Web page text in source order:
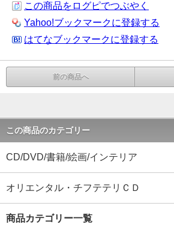
この商品をログピでつぶやく
Yahoo!ブックマークに登録する
はてなブックマークに登録する
前の商品へ
この商品のカテゴリー
CD/DVD/書籍/絵画/インテリア
オリエンタル・チフテテリＣＤ
商品カテゴリー一覧